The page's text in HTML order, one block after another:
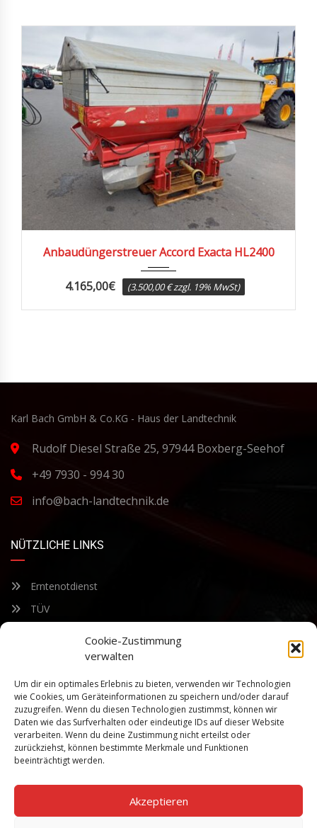
Cookie-Zustimmung
verwalten
Um dir ein optimales Erlebnis zu bieten, verwenden wir Technologien
wie Cookies, um Geräteinformationen zu speichern und/oder darauf
zuzugreifen. Wenn du diesen Technologien zustimmst, können wir
Daten wie das Surfverhalten oder eindeutige IDs auf dieser Website
verarbeiten. Wenn du deine Zustimmung nicht erteilst oder
zurückziehst, können bestimmte Merkmale und Funktionen
beeinträchtigt werden.
Akzeptieren
Anbaudüngerstreuer Accord Exacta HL2400
4.165,00€ (3.500,00 € zzgl. 19% MwSt)
Karl Bach GmbH & Co.KG - Haus der Landtechnik
Rudolf Diesel Straße 25, 97944 Boxberg-Seehof
+49 7930 - 994 30
info@bach-landtechnik.de
NÜTZLICHE LINKS
Erntenotdienst
TÜV
Bleiben Sie auf dem Laufenden über unsere sich ständig
weiterentwickelnden Produkteigenschaften und Technologien.
Geben Sie Ihre E-Mail-Adresse ein und abonnieren Sie unseren
Newsletter.